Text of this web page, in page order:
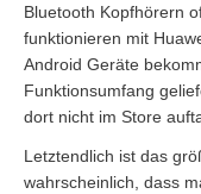
Bluetooth Kopfhörern
funktionieren mit
Android Geräte
Funktionsumfang
dort nicht im Store
Letztendlich ist das
wahrscheinlich, dass